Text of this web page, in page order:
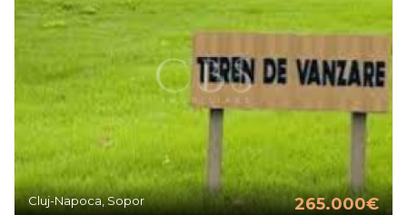
Cluj-Napoca, Sopor 265.000€